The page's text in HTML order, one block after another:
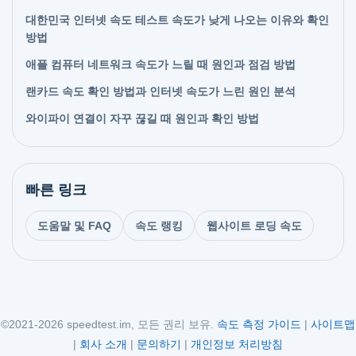
대한민국 인터넷 속도 테스트 속도가 낮게 나오는 이유와 확인
방법
애플 컴퓨터 네트워크 속도가 느릴 때 원인과 점검 방법
랜카드 속도 확인 방법과 인터넷 속도가 느린 원인 분석
와이파이 연결이 자꾸 끊길 때 원인과 확인 방법
빠른 링크
도움말 및 FAQ 속도 랭킹 웹사이트 로딩 속도
©2021-2026 speedtest.im, 모든 권리 보유. 속도 측정 가이드 | 사이트맵
| 회사 소개 | 문의하기 | 개인정보 처리방침